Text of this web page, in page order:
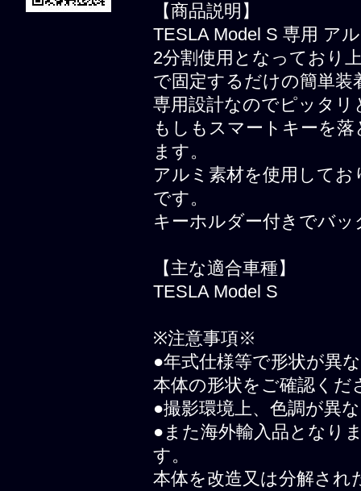
【商品説明】
TESLA Model S 専用 ア
2分割使用となっており
で固定するだけの簡単装
専用設計なのでピッタ
もしもスマートキーを
ます。
アルミ素材を使用して
です。
キーホルダー付きでバ
【主な適合車種】
TESLA Model S
※注意事項※
●年式仕様等で形状が異
本体の形状をご確認くだ
●撮影環境上、色調が異
●また海外輸入品となり
す。
本体を改造又は分解され